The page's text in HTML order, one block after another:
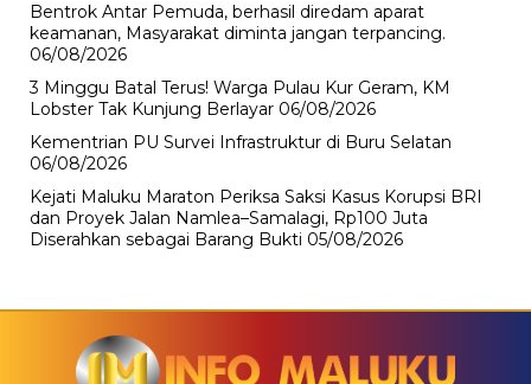
Bentrok Antar Pemuda, berhasil diredam aparat
keamanan, Masyarakat diminta jangan terpancing.
06/08/2026
3 Minggu Batal Terus! Warga Pulau Kur Geram, KM
Lobster Tak Kunjung Berlayar 06/08/2026
Kementrian PU Survei Infrastruktur di Buru Selatan
06/08/2026
Kejati Maluku Maraton Periksa Saksi Kasus Korupsi BRI
dan Proyek Jalan Namlea–Samalagi, Rp100 Juta
Diserahkan sebagai Barang Bukti 05/08/2026